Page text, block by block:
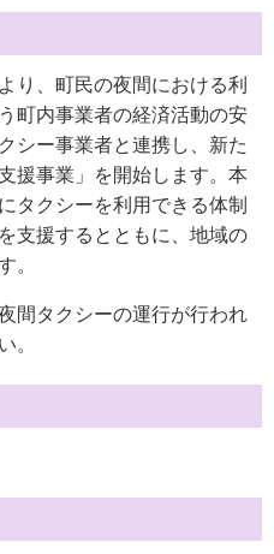
り、町民の夜間における利
町内事業者の経済活動の安
シー事業者と連携し、新た
援事業」を開始します。本
タクシーを利用できる体制
支援するとともに、地域の
。
間タクシーの運行が行われ
。